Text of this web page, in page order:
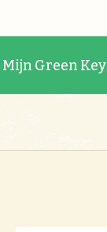
Mijn Green Key